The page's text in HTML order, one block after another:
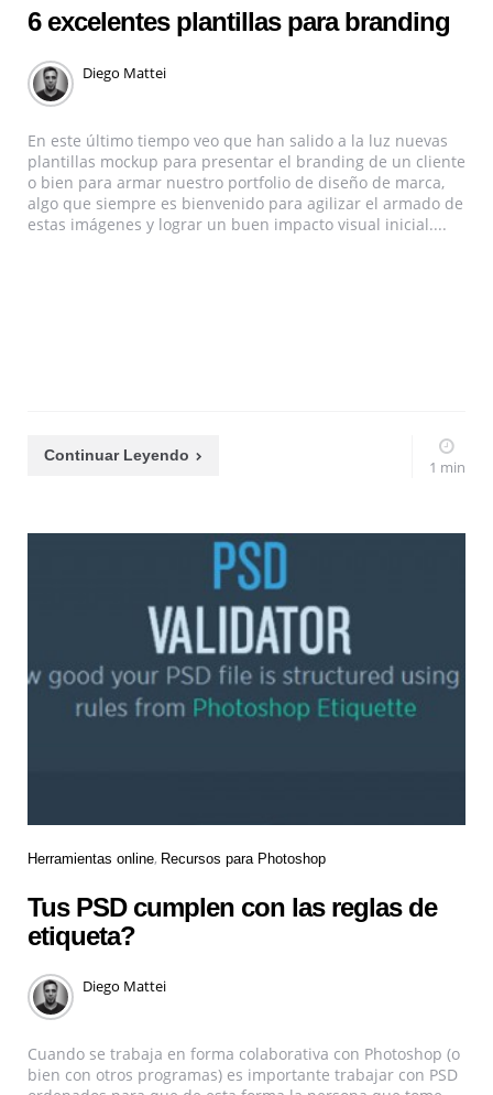
6 excelentes plantillas para branding
Diego Mattei
En este último tiempo veo que han salido a la luz nuevas
plantillas mockup para presentar el branding de un cliente
o bien para armar nuestro portfolio de diseño de marca,
algo que siempre es bienvenido para agilizar el armado de
estas imágenes y lograr un buen impacto visual inicial....
Continuar Leyendo
1 min
Herramientas online Recursos para Photoshop
Tus PSD cumplen con las reglas de
etiqueta?
Diego Mattei
Cuando se trabaja en forma colaborativa con Photoshop (o
bien con otros programas) es importante trabajar con PSD